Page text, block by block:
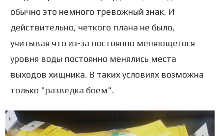
обычно это немного тревожный знак. И
действительно, четкого плана не было,
учитывая что из-за постоянно меняющегося
уровня воды постоянно менялись места
выходов хищника. В таких условиях возможна
только "разведка боем".